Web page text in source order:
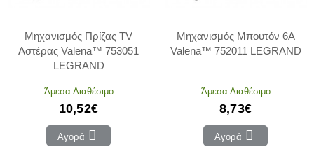
Μηχανισμός Πρίζας TV
Αστέρας Valena™ 753051
LEGRAND
Άμεσα Διαθέσιμο
10,52€
Αγορά
Μηχανισμός Μπουτόν 6Α
Valena™ 752011 LEGRAND
Άμεσα Διαθέσιμο
8,73€
Αγορά